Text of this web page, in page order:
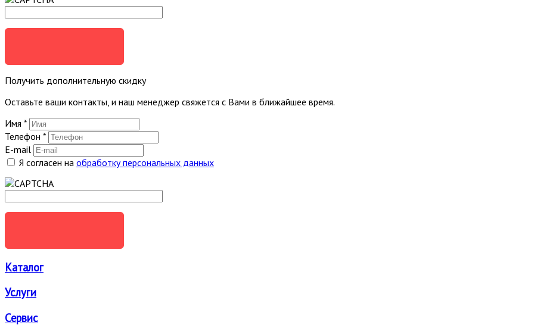
Получить дополнительную скидку
Оставьте ваши контакты, и наш менеджер свяжется с Вами в ближайшее время.
Имя *
Телефон *
E-mail
Я согласен на обработку персональных данных
Каталог
Услуги
Сервис